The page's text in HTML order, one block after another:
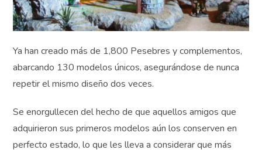
Ya han creado más de 1,800 Pesebres y
complementos, abarcando 130 modelos únicos,
veces.
Se enorgullecen del hecho de que aquellos amigos que